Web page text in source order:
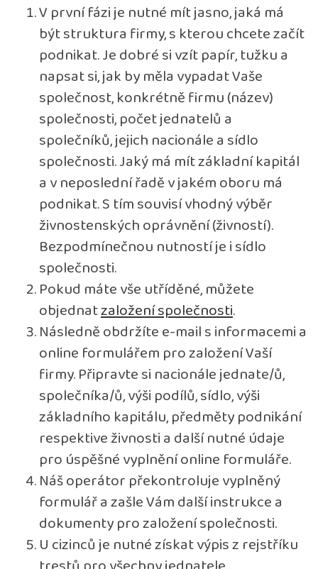
V první fázi je nutné mít jasno, jaká má
být struktura firmy, s kterou chcete začít
podnikat. Je dobré si vzít papír, tužku a
napsat si, jak by měla vypadat Vaše
společnost, konkrétně firmu (název)
společnosti, počet jednatelů a
společníků, jejich nacionále a sídlo
společnosti. Jaký má mít základní kapitál
a v neposlední řadě v jakém oboru má
podnikat. S tím souvisí vhodný výběr
živnostenských oprávnění (živností).
Bezpodmínečnou nutností je i sídlo
společnosti.
Pokud máte vše utříděné, můžete
objednatzaložení společnosti.
Následně obdržíte e-mail s informacemi a
online formulářem pro založení Vaší
firmy. Připravte si nacionále jednate/ů,
společníka/ů, výši podílů, sídlo, výši
základního kapitálu, předměty podnikání
respektive živnosti a další nutné údaje
pro úspěšné vyplnění online formuláře.
Náš operátor překontroluje vyplněný
formulář a zašle Vám další instrukce a
dokumenty pro založení společnosti.
U cizinců je nutné získat výpis z rejstříku